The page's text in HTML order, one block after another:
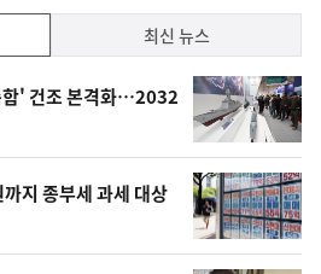
최신 뉴스
함' 건조 본격화…2032
지 종부세 과세 대상